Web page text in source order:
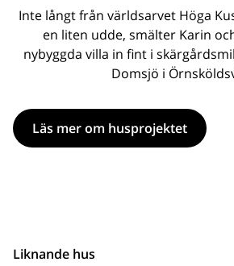
Inte långt från världsarvet Höga
en liten udde, smälter Karin
nybyggda villa in fint i
Domsjö i
Läs mer om husprojektet
Liknande hus